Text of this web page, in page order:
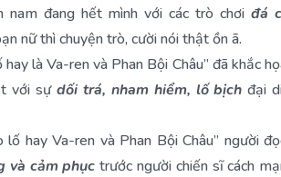
nam đang hết mình với các trò chơiđá
nữ thì chuyện trò, cười nói thật ồn ã.
là Va-ren và Phan Bội Châu” đã khắc
với sự dối trá, nham hiểm, lố bịch đại
hay Va-ren và Phan Bội Châu” người
và cảm phục trước người chiến sĩ cách